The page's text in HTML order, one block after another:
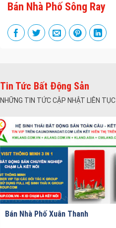
Bán Nhà Phố Sông Ray
Tin Tức Bất Động Sản
NHỮNG TIN TỨC CẬP NHẬT LIÊN TỤC
Bán Nhà Phố Xuân Thanh